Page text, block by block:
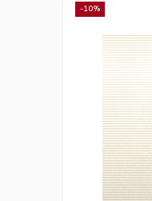
-10%